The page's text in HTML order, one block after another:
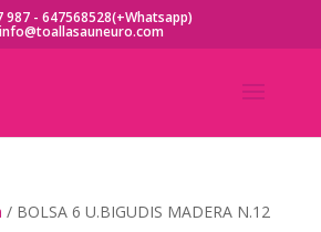
987 - 647568528(+Whatsapp)
info@toallasauneuro.com
/ BOLSA 6 U.BIGUDIS MADERA N.12